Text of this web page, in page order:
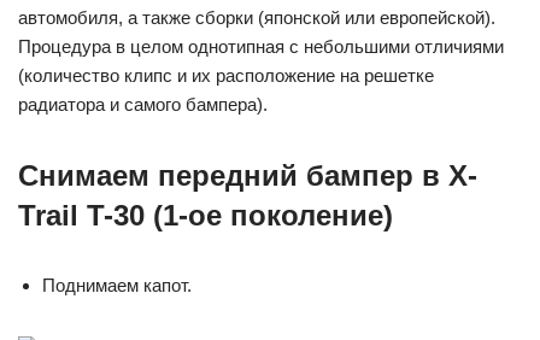
автомобиля, а также сборки (японской или европейской).
Процедура в целом однотипная с небольшими отличиями
(количество клипс и их расположение на решетке
радиатора и самого бампера).
Снимаем передний бампер в X-
Trail T-30 (1-ое поколение)
Поднимаем капот.